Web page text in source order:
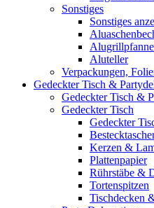
Sonstiges
Sonstiges
Aluteller
Verpackungen,
Gedeckter Tisch &
Gedeckter Tisch &
Gedeckter Tisch
Gedeckter
Kerzen &
Plattenpapier
Rührstäbe &
Tortenspitzen
Tischdecken